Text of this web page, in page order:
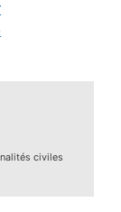
civiles